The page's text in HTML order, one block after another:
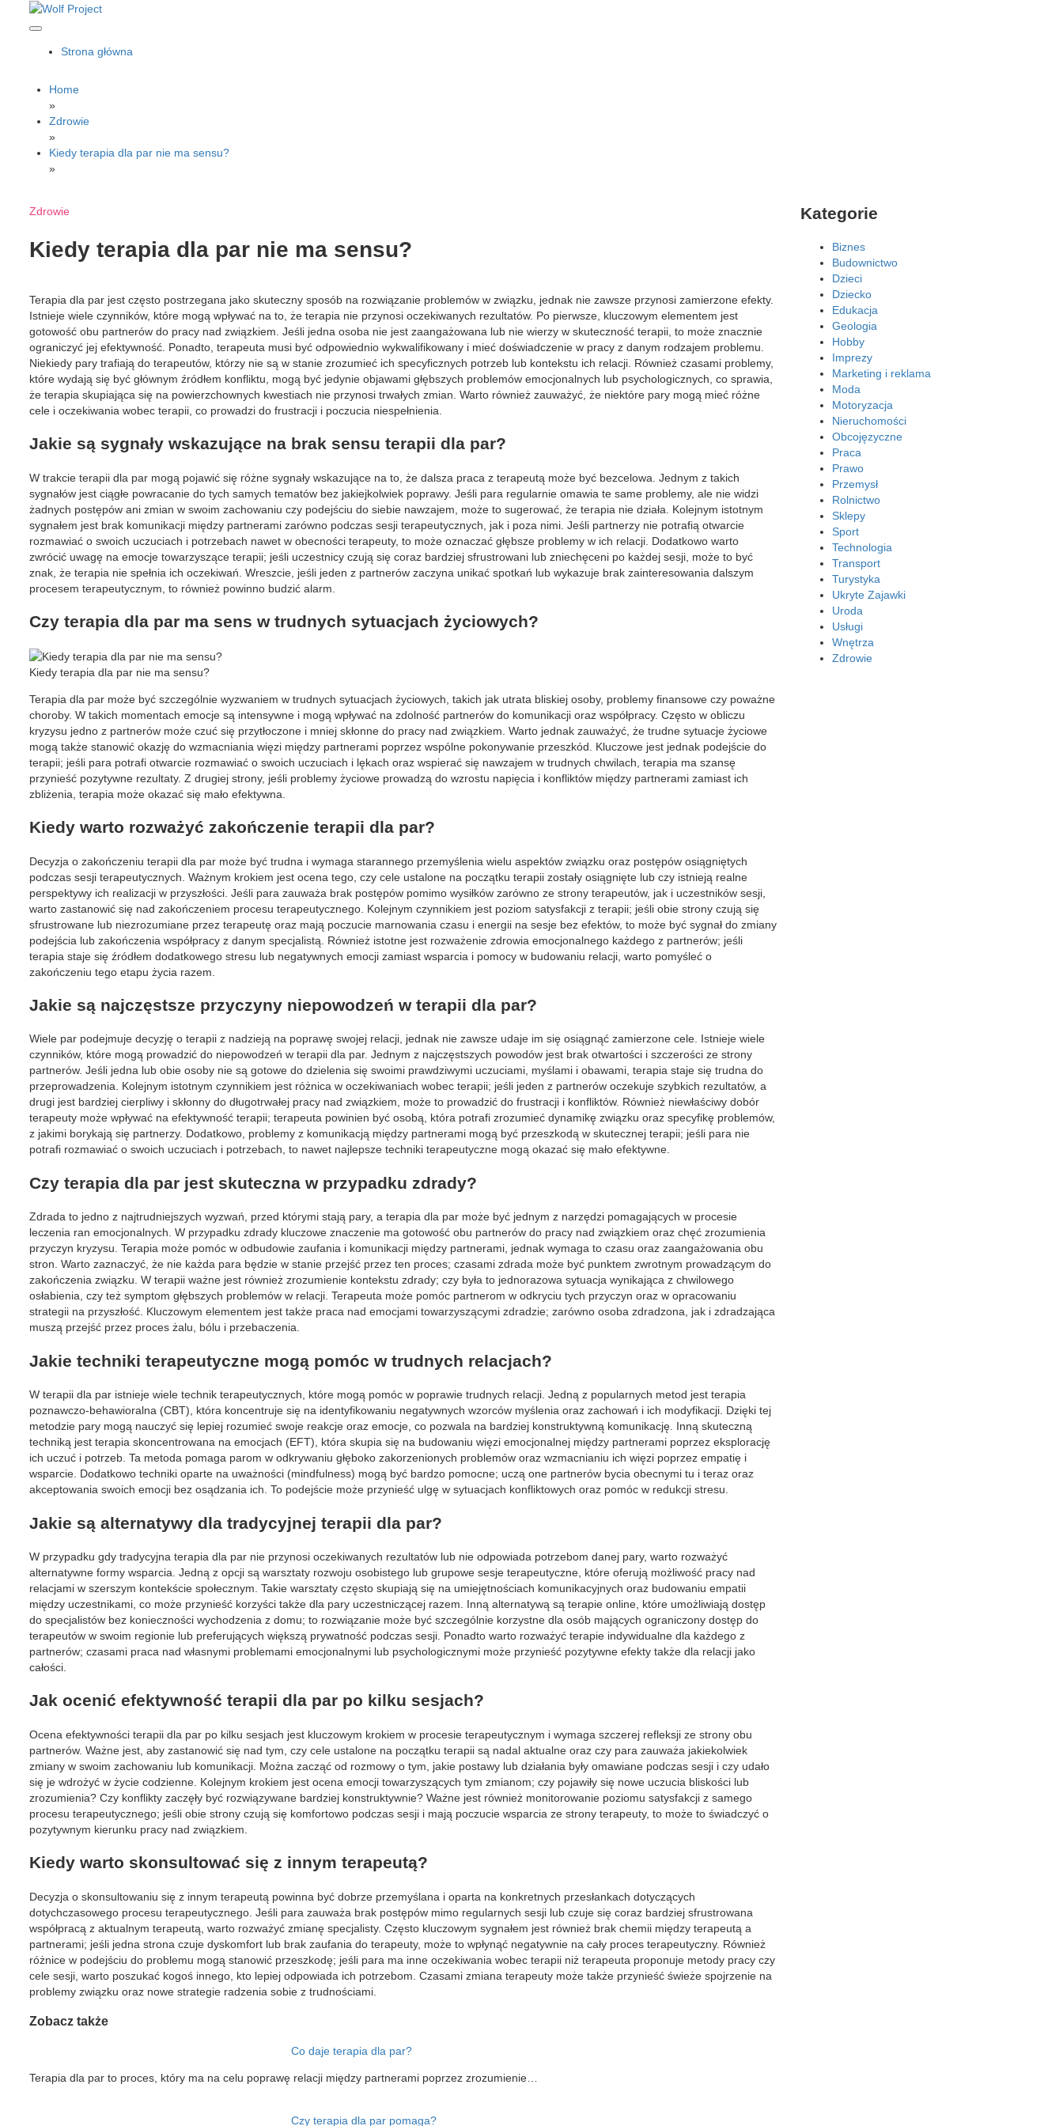
Wolf Project
Strona główna
Home
»
Zdrowie
»
Kiedy terapia dla par nie ma sensu?
»
Zdrowie
Kiedy terapia dla par nie ma sensu?
Terapia dla par jest często postrzegana jako skuteczny sposób na rozwiązanie problemów w związku, jednak nie zawsze przynosi zamierzone efekty.
Istnieje wiele czynników, które mogą wpływać na to, że terapia nie przynosi oczekiwanych rezultatów. Po pierwsze, kluczowym elementem jest
gotowość obu partnerów do pracy nad związkiem. Jeśli jedna osoba nie jest zaangażowana lub nie wierzy w skuteczność terapii, to może znacznie
ograniczyć jej efektywność. Ponadto, terapeuta musi być odpowiednio wykwalifikowany i mieć doświadczenie w pracy z danym rodzajem problemu.
Niekiedy pary trafiają do terapeutów, którzy nie są w stanie zrozumieć ich specyficznych potrzeb lub kontekstu ich relacji. Również czasami problemy,
które wydają się być głównym źródłem konfliktu, mogą być jedynie objawami głębszych problemów emocjonalnych lub psychologicznych, co sprawia,
że terapia skupiająca się na powierzchownych kwestiach nie przynosi trwałych zmian. Warto również zauważyć, że niektóre pary mogą mieć różne
cele i oczekiwania wobec terapii, co prowadzi do frustracji i poczucia niespełnienia.
Jakie są sygnały wskazujące na brak sensu terapii dla par?
W trakcie terapii dla par mogą pojawić się różne sygnały wskazujące na to, że dalsza praca z terapeutą może być bezcelowa. Jednym z takich
sygnałów jest ciągłe powracanie do tych samych tematów bez jakiejkolwiek poprawy. Jeśli para regularnie omawia te same problemy, ale nie widzi
żadnych postępów ani zmian w swoim zachowaniu czy podejściu do siebie nawzajem, może to sugerować, że terapia nie działa. Kolejnym istotnym
sygnałem jest brak komunikacji między partnerami zarówno podczas sesji terapeutycznych, jak i poza nimi. Jeśli partnerzy nie potrafią otwarcie
rozmawiać o swoich uczuciach i potrzebach nawet w obecności terapeuty, to może oznaczać głębsze problemy w ich relacji. Dodatkowo warto
zwrócić uwagę na emocje towarzyszące terapii; jeśli uczestnicy czują się coraz bardziej sfrustrowani lub zniechęceni po każdej sesji, może to być
znak, że terapia nie spełnia ich oczekiwań. Wreszcie, jeśli jeden z partnerów zaczyna unikać spotkań lub wykazuje brak zainteresowania dalszym
procesem terapeutycznym, to również powinno budzić alarm.
Czy terapia dla par ma sens w trudnych sytuacjach życiowych?
Kiedy terapia dla par nie ma sensu?
Terapia dla par może być szczególnie wyzwaniem w trudnych sytuacjach życiowych, takich jak utrata bliskiej osoby, problemy finansowe czy poważne
choroby. W takich momentach emocje są intensywne i mogą wpływać na zdolność partnerów do komunikacji oraz współpracy. Często w obliczu
kryzysu jedno z partnerów może czuć się przytłoczone i mniej skłonne do pracy nad związkiem. Warto jednak zauważyć, że trudne sytuacje życiowe
mogą także stanowić okazję do wzmacniania więzi między partnerami poprzez wspólne pokonywanie przeszkód. Kluczowe jest jednak podejście do
terapii; jeśli para potrafi otwarcie rozmawiać o swoich uczuciach i lękach oraz wspierać się nawzajem w trudnych chwilach, terapia ma szansę
przynieść pozytywne rezultaty. Z drugiej strony, jeśli problemy życiowe prowadzą do wzrostu napięcia i konfliktów między partnerami zamiast ich
zbliżenia, terapia może okazać się mało efektywna.
Kiedy warto rozważyć zakończenie terapii dla par?
Decyzja o zakończeniu terapii dla par może być trudna i wymaga starannego przemyślenia wielu aspektów związku oraz postępów osiągniętych
podczas sesji terapeutycznych. Ważnym krokiem jest ocena tego, czy cele ustalone na początku terapii zostały osiągnięte lub czy istnieją realne
perspektywy ich realizacji w przyszłości. Jeśli para zauważa brak postępów pomimo wysiłków zarówno ze strony terapeutów, jak i uczestników sesji,
warto zastanowić się nad zakończeniem procesu terapeutycznego. Kolejnym czynnikiem jest poziom satysfakcji z terapii; jeśli obie strony czują się
sfrustrowane lub niezrozumiane przez terapeutę oraz mają poczucie marnowania czasu i energii na sesje bez efektów, to może być sygnał do zmiany
podejścia lub zakończenia współpracy z danym specjalistą. Również istotne jest rozważenie zdrowia emocjonalnego każdego z partnerów; jeśli
terapia staje się źródłem dodatkowego stresu lub negatywnych emocji zamiast wsparcia i pomocy w budowaniu relacji, warto pomyśleć o
zakończeniu tego etapu życia razem.
Jakie są najczęstsze przyczyny niepowodzeń w terapii dla par?
Wiele par podejmuje decyzję o terapii z nadzieją na poprawę swojej relacji, jednak nie zawsze udaje im się osiągnąć zamierzone cele. Istnieje wiele
czynników, które mogą prowadzić do niepowodzeń w terapii dla par. Jednym z najczęstszych powodów jest brak otwartości i szczerości ze strony
partnerów. Jeśli jedna lub obie osoby nie są gotowe do dzielenia się swoimi prawdziwymi uczuciami, myślami i obawami, terapia staje się trudna do
przeprowadzenia. Kolejnym istotnym czynnikiem jest różnica w oczekiwaniach wobec terapii; jeśli jeden z partnerów oczekuje szybkich rezultatów, a
drugi jest bardziej cierpliwy i skłonny do długotrwałej pracy nad związkiem, może to prowadzić do frustracji i konfliktów. Również niewłaściwy dobór
terapeuty może wpływać na efektywność terapii; terapeuta powinien być osobą, która potrafi zrozumieć dynamikę związku oraz specyfikę problemów,
z jakimi borykają się partnerzy. Dodatkowo, problemy z komunikacją między partnerami mogą być przeszkodą w skutecznej terapii; jeśli para nie
potrafi rozmawiać o swoich uczuciach i potrzebach, to nawet najlepsze techniki terapeutyczne mogą okazać się mało efektywne.
Czy terapia dla par jest skuteczna w przypadku zdrady?
Zdrada to jedno z najtrudniejszych wyzwań, przed którymi stają pary, a terapia dla par może być jednym z narzędzi pomagających w procesie
leczenia ran emocjonalnych. W przypadku zdrady kluczowe znaczenie ma gotowość obu partnerów do pracy nad związkiem oraz chęć zrozumienia
przyczyn kryzysu. Terapia może pomóc w odbudowie zaufania i komunikacji między partnerami, jednak wymaga to czasu oraz zaangażowania obu
stron. Warto zaznaczyć, że nie każda para będzie w stanie przejść przez ten proces; czasami zdrada może być punktem zwrotnym prowadzącym do
zakończenia związku. W terapii ważne jest również zrozumienie kontekstu zdrady; czy była to jednorazowa sytuacja wynikająca z chwilowego
osłabienia, czy też symptom głębszych problemów w relacji. Terapeuta może pomóc partnerom w odkryciu tych przyczyn oraz w opracowaniu
strategii na przyszłość. Kluczowym elementem jest także praca nad emocjami towarzyszącymi zdradzie; zarówno osoba zdradzona, jak i zdradzająca
muszą przejść przez proces żalu, bólu i przebaczenia.
Jakie techniki terapeutyczne mogą pomóc w trudnych relacjach?
W terapii dla par istnieje wiele technik terapeutycznych, które mogą pomóc w poprawie trudnych relacji. Jedną z popularnych metod jest terapia
poznawczo-behawioralna (CBT), która koncentruje się na identyfikowaniu negatywnych wzorców myślenia oraz zachowań i ich modyfikacji. Dzięki tej
metodzie pary mogą nauczyć się lepiej rozumieć swoje reakcje oraz emocje, co pozwala na bardziej konstruktywną komunikację. Inną skuteczną
techniką jest terapia skoncentrowana na emocjach (EFT), która skupia się na budowaniu więzi emocjonalnej między partnerami poprzez eksplorację
ich uczuć i potrzeb. Ta metoda pomaga parom w odkrywaniu głęboko zakorzenionych problemów oraz wzmacnianiu ich więzi poprzez empatię i
wsparcie. Dodatkowo techniki oparte na uważności (mindfulness) mogą być bardzo pomocne; uczą one partnerów bycia obecnymi tu i teraz oraz
akceptowania swoich emocji bez osądzania ich. To podejście może przynieść ulgę w sytuacjach konfliktowych oraz pomóc w redukcji stresu.
Jakie są alternatywy dla tradycyjnej terapii dla par?
W przypadku gdy tradycyjna terapia dla par nie przynosi oczekiwanych rezultatów lub nie odpowiada potrzebom danej pary, warto rozważyć
alternatywne formy wsparcia. Jedną z opcji są warsztaty rozwoju osobistego lub grupowe sesje terapeutyczne, które oferują możliwość pracy nad
relacjami w szerszym kontekście społecznym. Takie warsztaty często skupiają się na umiejętnościach komunikacyjnych oraz budowaniu empatii
między uczestnikami, co może przynieść korzyści także dla pary uczestniczącej razem. Inną alternatywą są terapie online, które umożliwiają dostęp
do specjalistów bez konieczności wychodzenia z domu; to rozwiązanie może być szczególnie korzystne dla osób mających ograniczony dostęp do
terapeutów w swoim regionie lub preferujących większą prywatność podczas sesji. Ponadto warto rozważyć terapie indywidualne dla każdego z
partnerów; czasami praca nad własnymi problemami emocjonalnymi lub psychologicznymi może przynieść pozytywne efekty także dla relacji jako
całości.
Jak ocenić efektywność terapii dla par po kilku sesjach?
Ocena efektywności terapii dla par po kilku sesjach jest kluczowym krokiem w procesie terapeutycznym i wymaga szczerej refleksji ze strony obu
partnerów. Ważne jest, aby zastanowić się nad tym, czy cele ustalone na początku terapii są nadal aktualne oraz czy para zauważa jakiekolwiek
zmiany w swoim zachowaniu lub komunikacji. Można zacząć od rozmowy o tym, jakie postawy lub działania były omawiane podczas sesji i czy udało
się je wdrożyć w życie codzienne. Kolejnym krokiem jest ocena emocji towarzyszących tym zmianom; czy pojawiły się nowe uczucia bliskości lub
zrozumienia? Czy konflikty zaczęły być rozwiązywane bardziej konstruktywnie? Ważne jest również monitorowanie poziomu satysfakcji z samego
procesu terapeutycznego; jeśli obie strony czują się komfortowo podczas sesji i mają poczucie wsparcia ze strony terapeuty, to może to świadczyć o
pozytywnym kierunku pracy nad związkiem.
Kiedy warto skonsultować się z innym terapeutą?
Decyzja o skonsultowaniu się z innym terapeutą powinna być dobrze przemyślana i oparta na konkretnych przesłankach dotyczących
dotychczasowego procesu terapeutycznego. Jeśli para zauważa brak postępów mimo regularnych sesji lub czuje się coraz bardziej sfrustrowana
współpracą z aktualnym terapeutą, warto rozważyć zmianę specjalisty. Często kluczowym sygnałem jest również brak chemii między terapeutą a
partnerami; jeśli jedna strona czuje dyskomfort lub brak zaufania do terapeuty, może to wpłynąć negatywnie na cały proces terapeutyczny. Również
różnice w podejściu do problemu mogą stanowić przeszkodę; jeśli para ma inne oczekiwania wobec terapii niż terapeuta proponuje metody pracy czy
cele sesji, warto poszukać kogoś innego, kto lepiej odpowiada ich potrzebom. Czasami zmiana terapeuty może także przynieść świeże spojrzenie na
problemy związku oraz nowe strategie radzenia sobie z trudnościami.
Zobacz także
Co daje terapia dla par?
Terapia dla par to proces, który ma na celu poprawę relacji między partnerami poprzez zrozumienie…
Czy terapia dla par pomaga?
Kategorie
Biznes
Budownictwo
Dzieci
Dziecko
Edukacja
Geologia
Hobby
Imprezy
Marketing i reklama
Moda
Motoryzacja
Nieruchomości
Obcojęzyczne
Praca
Prawo
Przemysł
Rolnictwo
Sklepy
Sport
Technologia
Transport
Turystyka
Ukryte Zajawki
Uroda
Usługi
Wnętrza
Zdrowie